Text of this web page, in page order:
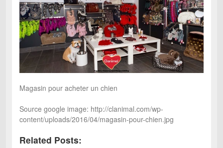
Magasin pour acheter un chien
Source google image: http://clanimal.com/wp-
content/uploads/2016/04/magasin-pour-chien.jpg
Related Posts: